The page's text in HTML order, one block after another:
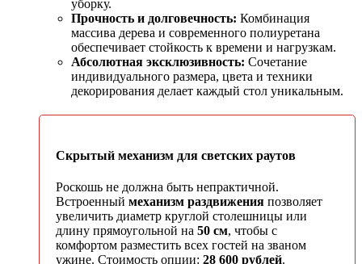
уборку.
Прочность и долговечность: Комбинация
массива дерева и современного полиуретана
обеспечивает стойкость к времени и нагрузкам.
Абсолютная эксклюзивность: Сочетание
индивидуального размера, цвета и техники
декорирования делает каждый стол уникальным.
Скрытый механизм для светских раутов
Роскошь не должна быть непрактичной.
Встроенный механизм раздвижения позволяет
увеличить диаметр круглой столешницы или
длину прямоугольной на 50 см, чтобы с
комфортом разместить всех гостей на званом
ужине. Стоимость опции: 28 600 рублей.